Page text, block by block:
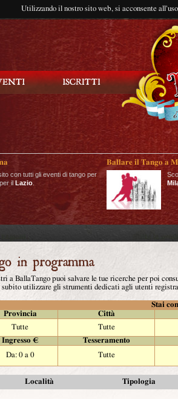
Utilizzando il nostro sito web, si acconsente
con tutti gli eventi di tango per
il Lazio
Ballare il Tango a
a BallaTango puoi salvare le tue ricerche per poi
subito utilizzare gli strumenti dedicati agli utenti
Stai
Provincia
Città
Tutte
Tutte
Ingresso €
Tesseramento
Da: 0 a 0 Tutte
Località Tipologia